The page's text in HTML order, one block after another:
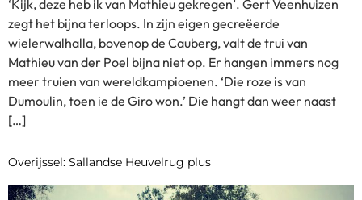
‘Kijk, deze heb ik van Mathieu gekregen’. Gert Veenhuizen
zegt het bijna terloops. In zijn eigen gecreëerde
wielerwalhalla, bovenop de Cauberg, valt de trui van
Mathieu van der Poel bijna niet op. Er hangen immers nog
meer truien van wereldkampioenen. ‘Die roze is van
Dumoulin, toen ie de Giro won.’ Die hangt dan weer naast
[…]
Overijssel: Sallandse Heuvelrug plus